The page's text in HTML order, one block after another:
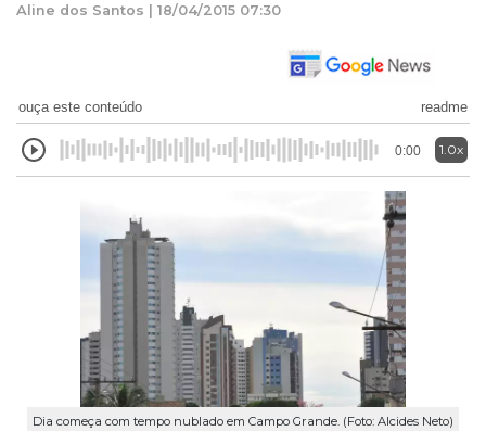
Aline dos Santos | 18/04/2015 07:30
ouça este conteúdo readme
0:00 1.0x
Dia começa com tempo nublado em Campo Grande. (Foto: Alcides Neto)